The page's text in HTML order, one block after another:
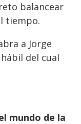
balancear
tiempo.
a Jorge
del cual
mundo de la